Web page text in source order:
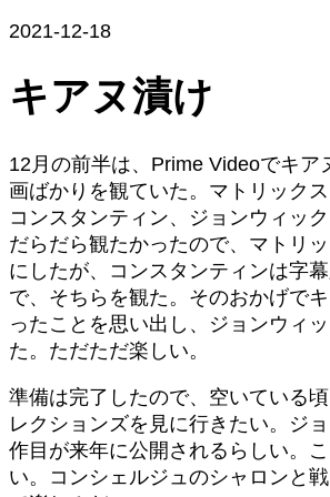
2021-12-18
キアヌ漬け
12月の前半は、Prime Videoでキア
画ばかりを観ていた。マトリックス
コンスタンティン、ジョンウィック
だらだら観たかったので、マトリ
にしたが、コンスタンティンは字
で、そちらを観た。そのおかげで
ったことを思い出し、ジョンウィ
た。ただただ楽しい。
準備は完了したので、空いている
レクションズを見に行きたい。ジ
作目が来年に公開されるらしい。
い。コンシェルジュのシャロンと